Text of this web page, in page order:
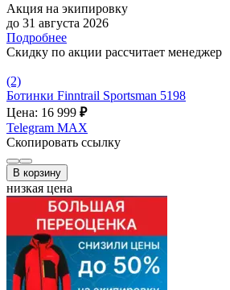
Акция на экипировку
до 31 августа 2026
Подробнее
Скидку по акции рассчитает менеджер
(2)
Ботинки Finntrail Sportsman 5198
Цена: 16 999 ₽
Telegram MAX
Скопировать ссылку
В корзину
низкая цена